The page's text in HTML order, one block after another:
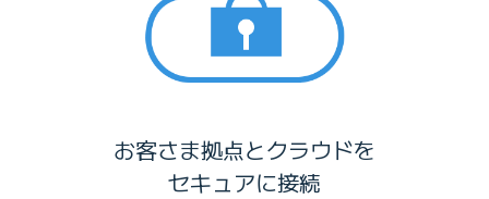
お客さま拠点とクラウドを
セキュアに接続